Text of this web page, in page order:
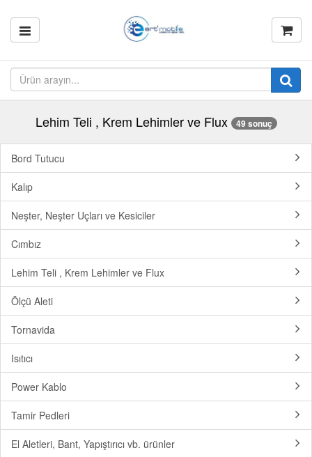
Lehim Teli , Krem Lehimler ve Flux 49 sonuç
Bord Tutucu
Kalıp
Neşter, Neşter Uçları ve Kesiciler
Cımbız
Lehim Teli , Krem Lehimler ve Flux
Ölçü Aleti
Tornavida
Isıtıcı
Power Kablo
Tamir Pedleri
El Aletleri, Bant, Yapıştırıcı vb. ürünler